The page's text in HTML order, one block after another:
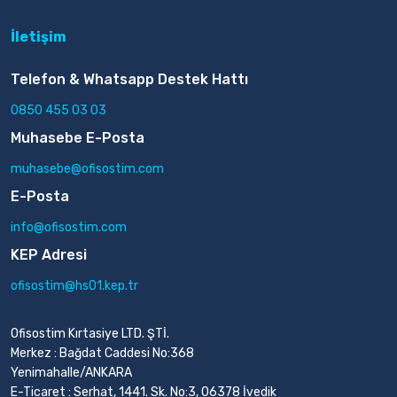
İletişim
Telefon & Whatsapp Destek Hattı
0850 455 03 03
Muhasebe E-Posta
muhasebe@ofisostim.com
E-Posta
info@ofisostim.com
KEP Adresi
ofisostim@hs01.kep.tr
Ofisostim Kırtasiye LTD. ŞTİ.
Merkez : Bağdat Caddesi No:368
Yenimahalle/ANKARA
E-Ticaret : Serhat, 1441. Sk. No:3, 06378 İvedik